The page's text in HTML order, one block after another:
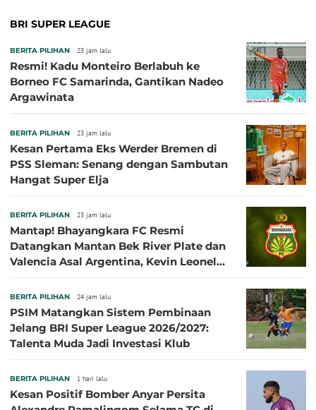
BRI SUPER LEAGUE
BERITA PILIHAN 23 jam lalu
Resmi! Kadu Monteiro Berlabuh ke
Borneo FC Samarinda, Gantikan Nadeo
Argawinata
BERITA PILIHAN 23 jam lalu
Kesan Pertama Eks Werder Bremen di
PSS Sleman: Senang dengan Sambutan
Hangat Super Elja
BERITA PILIHAN 23 jam lalu
Mantap! Bhayangkara FC Resmi
Datangkan Mantan Bek River Plate dan
Valencia Asal Argentina, Kevin Leonel
BERITA PILIHAN 24 jam lalu
PSIM Matangkan Sistem Pembinaan
Jelang BRI Super League 2026/2027:
Talenta Muda Jadi Investasi Klub
BERITA PILIHAN 1 hari lalu
Kesan Positif Bomber Anyar Persita